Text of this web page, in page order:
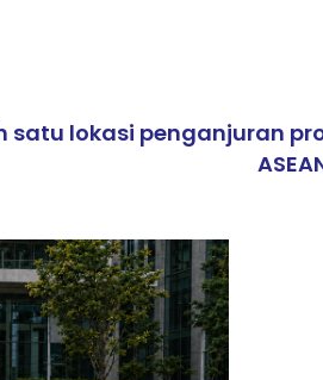
satu lokasi penganjuran